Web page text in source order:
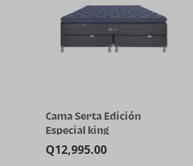
Cama Serta Edición
Especial king
Q12,995.00